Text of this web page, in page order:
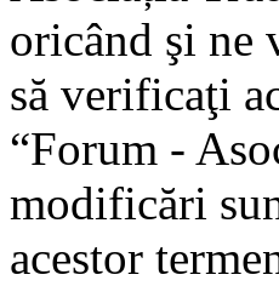
oricând şi ne
să verificaţi
“Forum -
modificări
acestor